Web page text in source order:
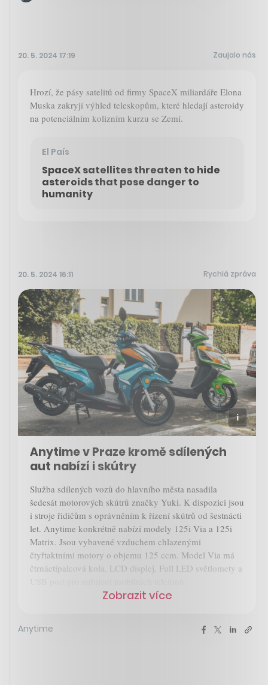
20. 5. 2024 17:19 Zaujalo nás
Hrozí, že pásy satelitů od firmy SpaceX miliardáře Elona
Muska zakryjí výhled teleskopům, které hledají asteroidy
na potenciálním kolizním kurzu se Zemí.
El País
SpaceX satellites threaten to hide
asteroids that pose danger to
humanity
20. 5. 2024 16:11 Rychlá zpráva
Anytime v Praze kromě sdílených
aut nabízí i skútry
Služba sdílených vozů do hlavního města nasadila
šedesát motorových skútrů značky Yuki. K dispozici jsou
i stroje řidičům s oprávněním k řízení skútrů od šestnácti
let. Anytime konkrétně nabízí modely 125i Via a 125i
Matrix. Jsou vybavené vzduchem chlazenými
čtyřtaktními motory o objemu 125 ccm. Model Via má
čtrnáctipalcová kola, LCD displej, Full LED světlomety a
Zobrazit více
Anytime